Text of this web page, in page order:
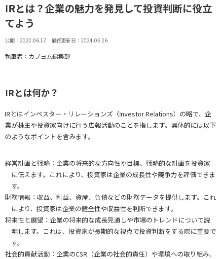
IRとは？企業の魅力を発見して投資判断に役立
てよう
公開：2020.06.17 最終更新日：2024.06.26
執筆者：カブヨム編集部
IRとは何か？
IRとはインベスター・リレーションズ（Investor Relations）の略で、企
業が株主や投資家向けに行う広報活動のことを指します。具体的には以下
のようなポイントを含みます。
経営計画と戦略：企業の将来的な方向性や目標、戦略的な計画を投資家
に伝えます。これにより、投資家は企業の成長性や競争力を評価できま
す。
財務情報：収益、利益、資産、負債などの財務データを提供します。これ
により、投資家は企業の健全性や収益性を判断できます。
将来性と展望：企業の将来的な成長見通しや市場のトレンドについて説
明します。これは、投資家が長期的な視点で投資判断をする際に重要で
す。
社会的貢献活動：企業のCSR（企業の社会的責任）や環境への取り組み、